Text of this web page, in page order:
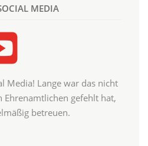
MEDIA
Media! Lange war das nicht
Ehrenamtlichen gefehlt hat,
betreuen.